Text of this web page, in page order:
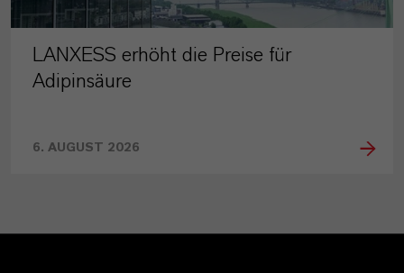
LANXESS erhöht die Preise für
Adipinsäure
6. AUGUST 2026